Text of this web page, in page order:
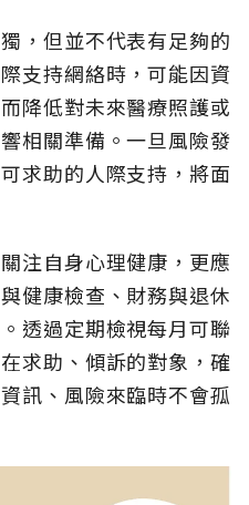
，但並不代表有足夠的
支持網絡時，可能因資
降低對未來醫療照護或
相關準備。一旦風險發
求助的人際支持，將面
注自身心理健康，更應
健康檢查、財務與退休
透過定期檢視每月可聯
求助、傾訴的對象，確
訊、風險來臨時不會孤